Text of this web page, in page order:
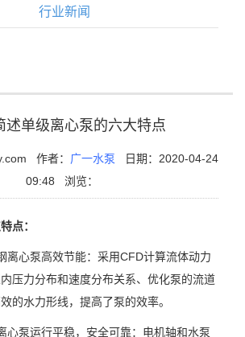
行业新闻
述单级离心泵的六大特点
作者： 广一水泵
日期：2020-04-24
09:48
浏览：
点：
心泵高效节能：采用CFD计算流体动力
压力分布和速度分布关系、优化泵的流道
的水力形线，提高了泵的效率。
泵运行平稳，安全可靠：电机轴和水泵